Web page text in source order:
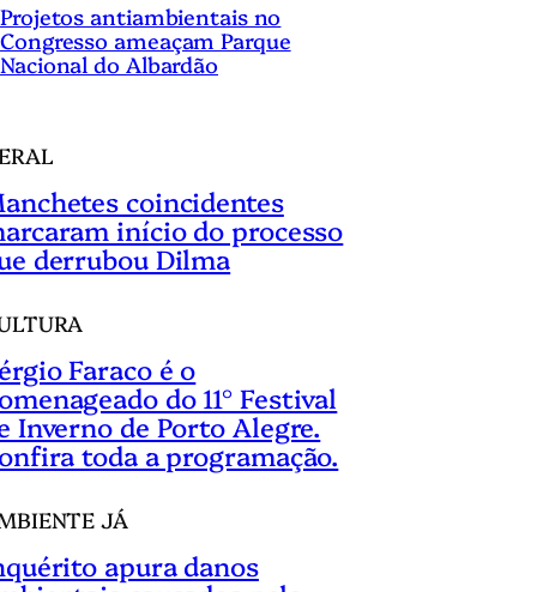
Projetos antiambientais no
Congresso ameaçam Parque
Nacional do Albardão
coincidentes
início do processo
derrubou Dilma
Faraco é o
do 11° Festival
Inverno de Porto Alegre.
toda a programação.
JÁ
apura danos